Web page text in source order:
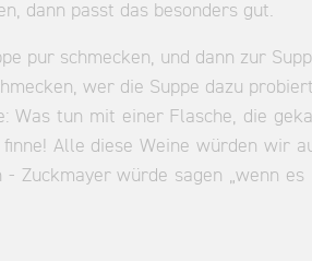
dann passt das besonders gut.
pur schmecken, und dann zur
wer die Suppe dazu
Was tun mit einer Flasche, die
Alle diese Weine würden wir
Zuckmayer würde sagen „wenn es